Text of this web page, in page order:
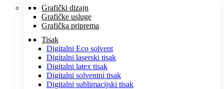
Grafički dizajn
Grafičke usluge
Grafička priprema
Tisak
Digitalni Eco solvent
Digitalni laserski tisak
Digitalni latex tisak
Digitalni solventni tisak
Digitalni sublimacijski tisak